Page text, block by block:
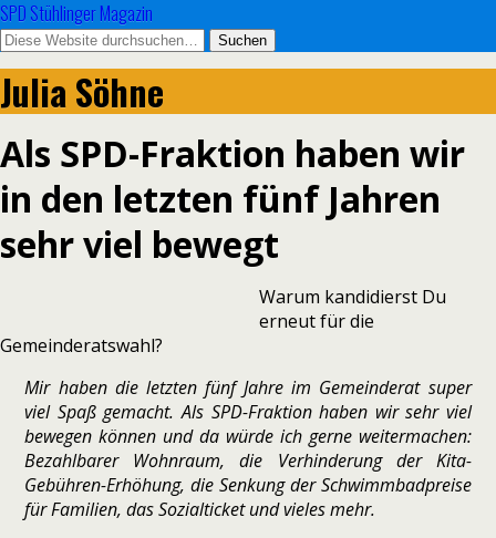
SPD Stühlinger Magazin
Julia Söhne
Als SPD-Fraktion haben wir
in den letzten fünf Jahren
sehr viel bewegt
Warum kan­di­dierst Du
erneut für die
Gemeinderatswahl?
Mir haben die letz­ten fünf Jahre im Gemeinderat super
viel Spaß gemacht. Als SPD-Fraktion haben wir sehr viel
bewe­gen kön­nen und da würde ich gerne wei­ter­ma­chen:
Bezahlbarer Wohnraum, die Verhinderung der Kita-
Gebühren-Erhöhung, die Senkung der Schwimmbadpreise
für Familien, das Sozialticket und vie­les mehr.